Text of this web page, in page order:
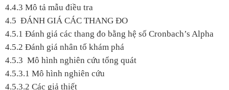
4.4.3 Mô tả mẫu điều tra
4.5 ĐÁNH GIÁ CÁC THANG ĐO
4.5.1 Đánh giá các thang đo bằng hệ số Cronbach’s Alpha
4.5.2 Đánh giá nhân tố khám phá
4.5.3 Mô hình nghiên cứu tổng quát
4.5.3.1 Mô hình nghiên cứu
4.5.3.2 Các giả thiết